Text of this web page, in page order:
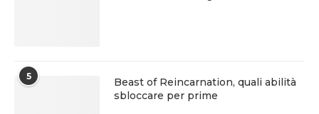
5
Beast of Reincarnation, quali abilità
sbloccare per prime